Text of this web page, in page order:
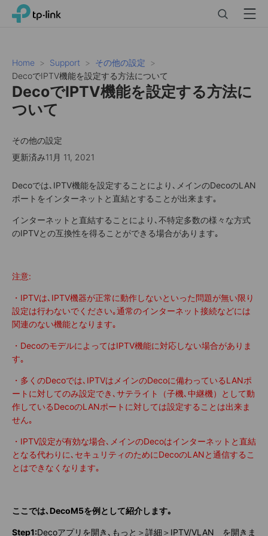
Click
navigation
bar
TP-Link, Reliably Smart Menu
Home Support
その他の設定
DecoでIPTV機能を設定する方法について
DecoでIPTV機能を設定する方法に
ついて
その他の設定
更新済み11月 11, 2021
Decoでは､IPTV機能を設定することにより､メインのDecoのLAN
ポートをインターネットと直結とすることが出来ます｡
インターネットと直結することにより､不特定多数の様々な方式
のIPTVとの互換性を得ることができる場合があります｡
注意:
・IPTVは､IPTV機器が正常に動作しないといった問題が無い限り
設定は行わないでください｡通常のインターネット接続などには
関連のない機能となります｡
・DecoのモデルによってはIPTV機能に対応しない場合がありま
す｡
・多くのDecoでは､IPTVはメインのDecoに備わっているLANポ
ートに対してのみ設定でき､サテライト（子機､中継機）として動
作しているDecoのLANポートに対しては設定することは出来ま
せん｡
・IPTV設定が有効な場合､メインのDecoはインターネットと直結
となる代わりに､セキュリティのためにDecoのLANと通信するこ
とはできなくなります｡
ここでは､DecoM5を例として紹介します｡
Step1:Decoアプリを開き､もっと＞詳細＞IPTV/VLAN を開きま